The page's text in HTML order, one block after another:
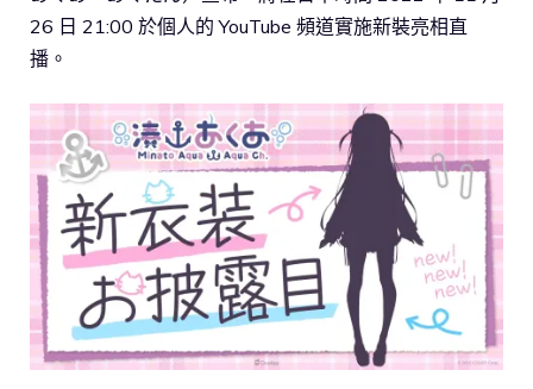
26 日 21:00 於個人的 YouTube 頻道實施新裝亮相直
播。